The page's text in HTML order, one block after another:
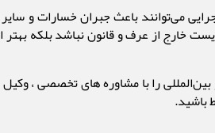
می‌توانند باعث جبران خسارات و
خارج از عرف و قانون نباشد
را با مشاوره های تخصصی ،
باشید.